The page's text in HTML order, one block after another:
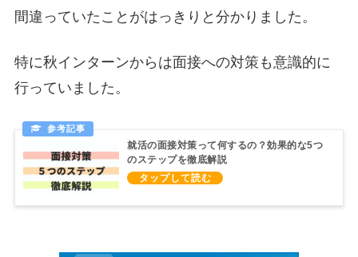
間違っていたことがはっきりと分かりました。
特に秋インターンからは面接への対策も意識的に
行っていました。
就活の面接対策って何するの？効果的な5つ
のステップを徹底解説